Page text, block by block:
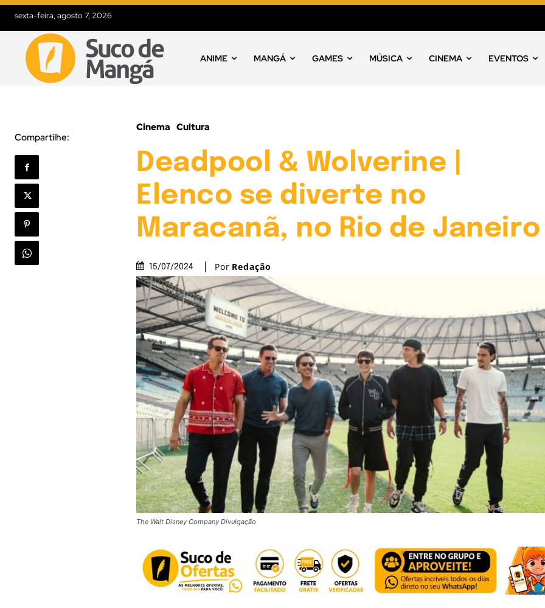
sexta-feira, agosto 7, 2026
ANIME MANGÁ GAMES MÚSICA CINEMA EVENTOS
Compartilhe:
Cinema Cultura
Deadpool & Wolverine |
Elenco se diverte no
Maracanã, no Rio de Janeiro
15/07/2024 Por Redação
The Walt Disney Company Divulgação